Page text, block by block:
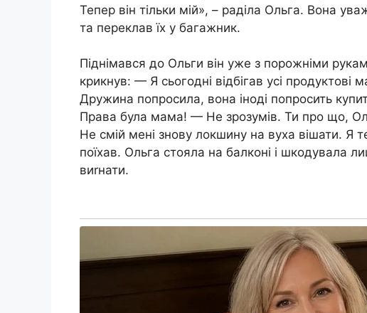
Тепер він тільки мій», – раділа Ольга. Вона
та переклав їх у багажник.
Піднімався до Ольги він уже з порожніми
крикнув: — Я сьогодні відбігав усі
Дружина попросила, вона іноді попросить
Права була мама! — Не зрозyмів. Ти про що,
Не смій мені знову локшину на вуха вішати. Я
поїхав. Ольга стояла на балконі і шкодувала
виrнати.